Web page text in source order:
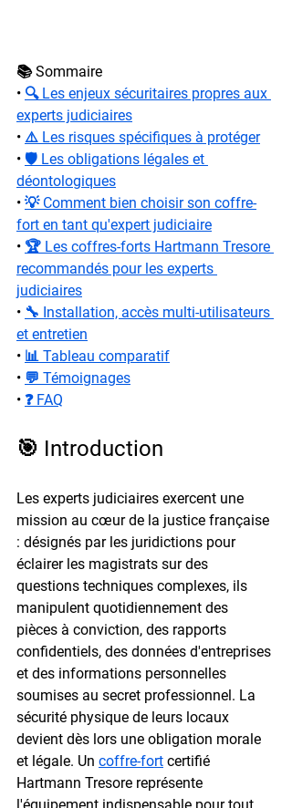
📚 Sommaire
• 🔍 Les enjeux sécuritaires propres aux
experts judiciaires
• ⚠️ Les risques spécifiques à protéger
• 🛡️ Les obligations légales et
déontologiques
• 💡 Comment bien choisir son coffre-
fort en tant qu'expert judiciaire
• 🏆 Les coffres-forts Hartmann Tresore
recommandés pour les experts
judiciaires
• 🔧 Installation, accès multi-utilisateurs
et entretien
• 📊 Tableau comparatif
• 💬 Témoignages
• ❓ FAQ
🎯 Introduction
Les experts judiciaires exercent une
mission au cœur de la justice française
: désignés par les juridictions pour
éclairer les magistrats sur des
questions techniques complexes, ils
manipulent quotidiennement des
pièces à conviction, des rapports
confidentiels, des données d'entreprises
et des informations personnelles
soumises au secret professionnel. La
sécurité physique de leurs locaux
devient dès lors une obligation morale
et légale. Un coffre-fort certifié
Hartmann Tresore représente
l'équipement indispensable pour tout